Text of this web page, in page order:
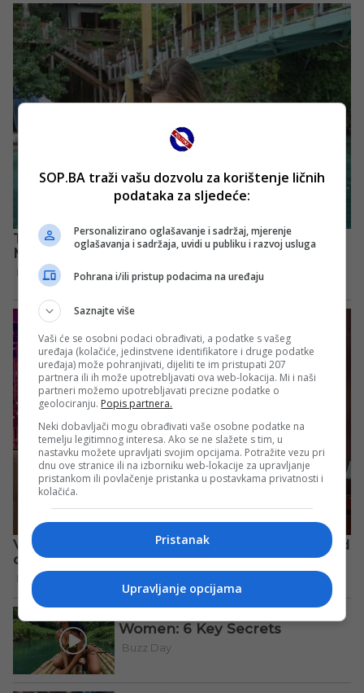
SOP.BA traži vašu dozvolu za korištenje ličnih
podataka za sljedeće:
Personalizirano oglašavanje i sadržaj, mjerenje
oglašavanja i sadržaja, uvidi u publiku i razvoj usluga
Pohrana i/ili pristup podacima na uređaju
Saznajte više
Vaši će se osobni podaci obrađivati, a podatke s vašeg
uređaja (kolačiće, jedinstvene identifikatore i druge podatke
uređaja) može pohranjivati, dijeliti te im pristupati 207
partnera ili ih može upotrebljavati ova web-lokacija. Mi i naši
partneri možemo upotrebljavati precizne podatke o
geolociranju. Popis partnera.
Neki dobavljači mogu obrađivati vaše osobne podatke na
temelju legitimnog interesa. Ako se ne slažete s tim, u
nastavku možete upravljati svojim opcijama. Potražite vezu pri
dnu ove stranice ili na izborniku web-lokacije za upravljanje
pristankom ili povlačenje pristanka u postavkama privatnosti i
kolačića.
Pristanak
Upravljanje opcijama